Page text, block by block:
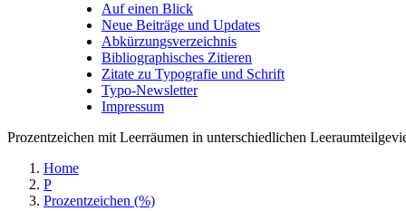
Auf einen Blick
Neue Beiträge und Updates
Abkürzungsverzeichnis
Bibliographisches Zitieren
Zitate zu Typografie und Schrift
Typo-Newsletter
Impressum
Prozentzeichen mit Leerräumen in unterschiedlichen
Home
P
Prozentzeichen (%)